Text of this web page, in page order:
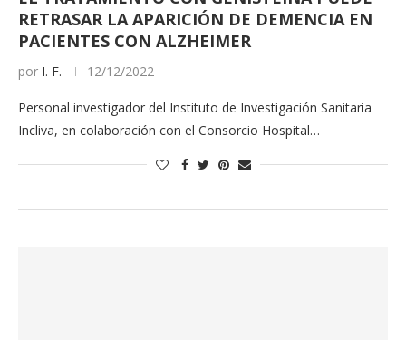
RETRASAR LA APARICIÓN DE DEMENCIA EN
PACIENTES CON ALZHEIMER
por I. F. 12/12/2022
Personal investigador del Instituto de Investigación Sanitaria
Incliva, en colaboración con el Consorcio Hospital…